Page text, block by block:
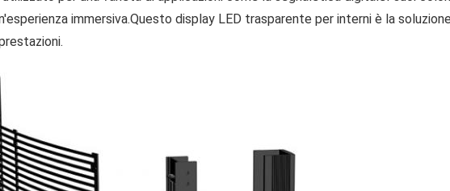
immersiva.Questo display LED trasparente per interni è la